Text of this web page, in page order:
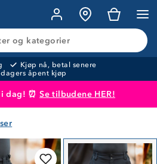
og kategorier
Kjøp nå, betal senere
åpent kjøp
i dag! ⏰Se tilbudene HER!
lagt i handlekurven